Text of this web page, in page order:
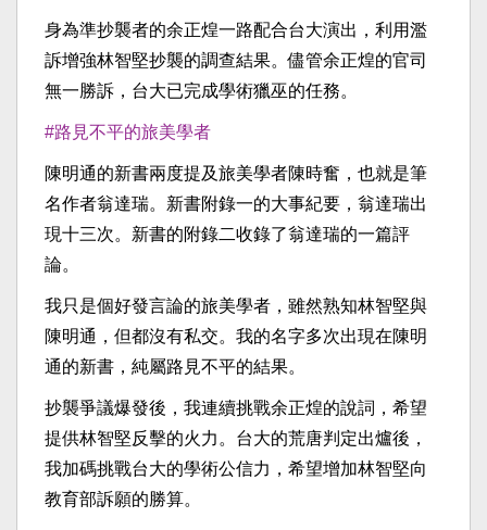
身為準抄襲者的余正煌一路配合台大演出，利用濫
訴增強林智堅抄襲的調查結果。儘管余正煌的官司
無一勝訴，台大已完成學術獵巫的任務。
#路見不平的旅美學者
陳明通的新書兩度提及旅美學者陳時奮，也就是筆
名作者翁達瑞。新書附錄一的大事紀要，翁達瑞出
現十三次。新書的附錄二收錄了翁達瑞的一篇評
論。
我只是個好發言論的旅美學者，雖然熟知林智堅與
陳明通，但都沒有私交。我的名字多次出現在陳明
通的新書，純屬路見不平的結果。
抄襲爭議爆發後，我連續挑戰余正煌的說詞，希望
提供林智堅反擊的火力。台大的荒唐判定出爐後，
我加碼挑戰台大的學術公信力，希望增加林智堅向
教育部訴願的勝算。